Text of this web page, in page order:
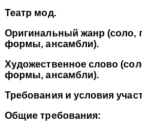
Театр мод.
Оригинальный жанр (соло,
формы, ансамбли).
Художественное слово
формы, ансамбли).
Требования и условия
Общие требования: